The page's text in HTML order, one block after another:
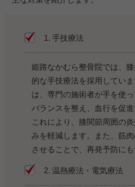
1. 手技療法
姫路なかむら整骨院では、
的な手技療法を採用してい
は、専門の施術者が手を使
バランスを整え、血行を促進
これにより、膝関節周囲の
みを軽減します。また、筋
させることで、再発予防にも
2. 温熱療法・電気療法